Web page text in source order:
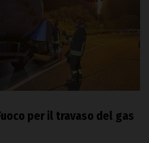
per il travaso del gas